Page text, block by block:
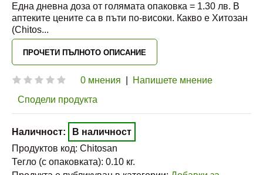
Една дневна доза от голямата опаковка = 1.30 лв. В
аптеките цените са в пъти по-високи. Какво е Хитозан
(Chitos...
ПРОЧЕТИ ПЪЛНОТО ОПИСАНИЕ
0 мнения
Напишете мнение
Сподели продукта
Наличност:
В наличност
Продуктов код: Chitosan
Тегло (с опаковката): 0.10 кг.